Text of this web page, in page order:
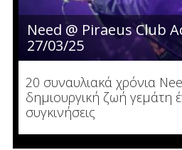
Need @ Piraeus Club
27/03/25
20 συναυλιακά χρόνια
δημιουργική ζωή γεμάτη
συγκινήσεις